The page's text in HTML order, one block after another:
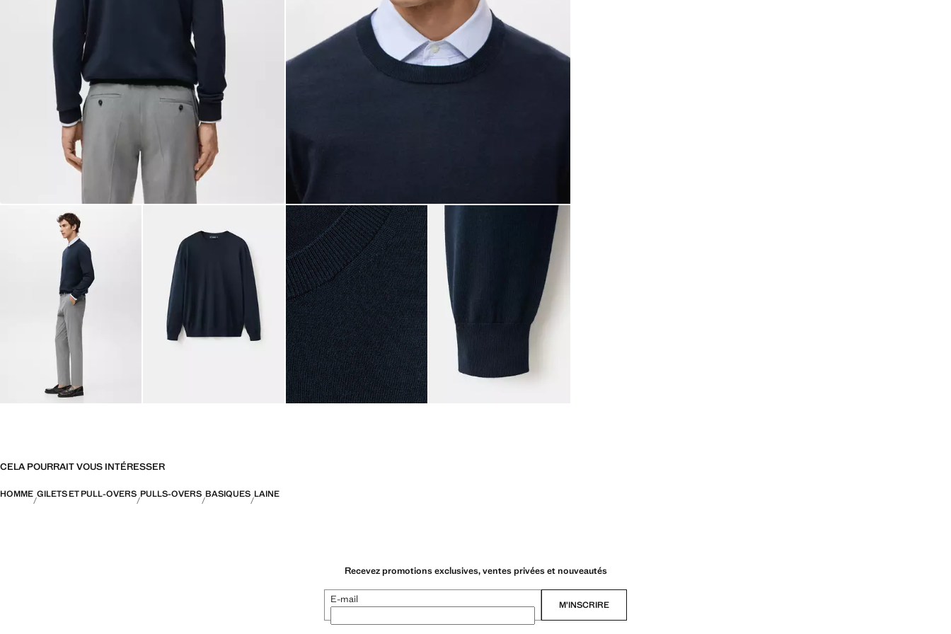
CELA POURRAIT VOUS INTÉRESSER
HOMME GILETS ET PULL-OVERS PULLS-OVERS BASIQUES LAINE
Recevez promotions exclusives, ventes privées et nouveautés
E-mail M’INSCRIRE